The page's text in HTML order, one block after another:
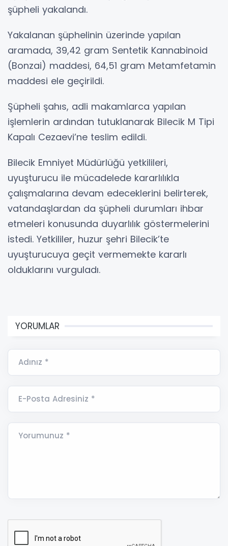
şüpheli yakalandı.
Yakalanan şüphelinin üzerinde yapılan
aramada, 39,42 gram Sentetik Kannabinoid
(Bonzai) maddesi, 64,51 gram Metamfetamin
maddesi ele geçirildi.
Şüpheli şahıs, adli makamlarca yapılan
işlemlerin ardından tutuklanarak Bilecik M Tipi
Kapalı Cezaevi’ne teslim edildi.
Bilecik Emniyet Müdürlüğü yetkilileri,
uyuşturucu ile mücadelede kararlılıkla
çalışmalarına devam edeceklerini belirterek,
vatandaşlardan da şüpheli durumları ihbar
etmeleri konusunda duyarlılık göstermelerini
istedi. Yetkililer, huzur şehri Bilecik’te
uyuşturucuya geçit vermemekte kararlı
olduklarını vurguladı.
YORUMLAR
Adınız *
E-Posta Adresiniz *
Yorumunuz *